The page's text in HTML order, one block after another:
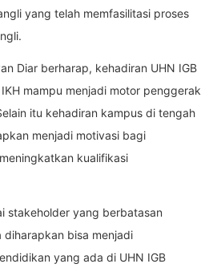
yang telah memfasilitasi proses
Diar berharap, kehadiran UHN IGB
mampu menjadi motor penggerak
itu kehadiran kampus di tengah
menjadi motivasi bagi
kualifikasi
stakeholder yang berbatasan
diharapkan bisa menjadi
yang ada di UHN IGB